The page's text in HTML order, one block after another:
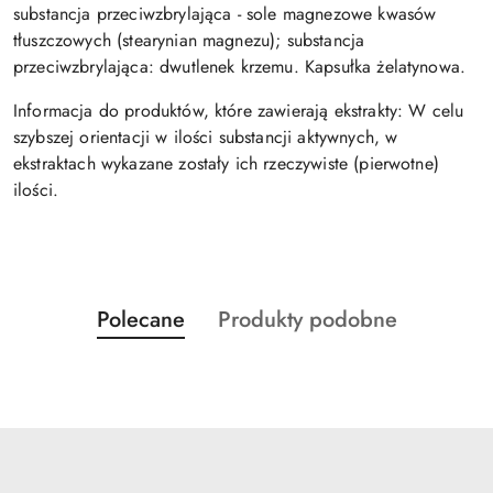
substancja przeciwzbrylająca - sole magnezowe kwasów
tłuszczowych (stearynian magnezu); substancja
przeciwzbrylająca: dwutlenek krzemu. Kapsułka żelatynowa.
Informacja do produktów, które zawierają ekstrakty: W celu
szybszej orientacji w ilości substancji aktywnych, w
ekstraktach wykazane zostały ich rzeczywiste (pierwotne)
ilości.
Pomiń karuzelę produktów
Produkty
o
Polecane
Produkty
Produkty podobne